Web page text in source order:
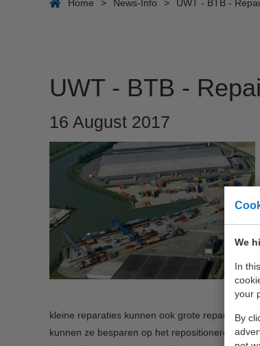
We
In
your
By
Home > News-Info > UWT - BTB -
UWT - BTB -
16 August 2017
kleine reparaties kunnen ook grote reparaties
kunnen ze besparen op het repositioneren van